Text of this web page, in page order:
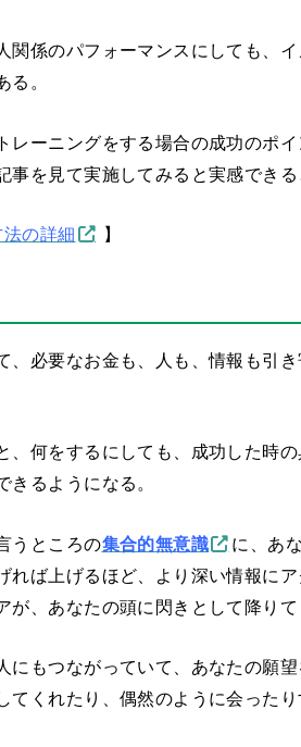
関係のパフォーマンスにしても、
。
ーニングをする場合の成功のポイ
を見て実施してみると実感できる
の詳細 】
、必要なお金も、人も、情報も引
何をするにしても、成功した時の
きるようになる。
うところの集合的無意識
に、あ
ば上げるほど、より深い情報にア
、あなたの頭に閃きとして降りて
にもつながっていて、あなたの願
くれたり、偶然のように会ったり